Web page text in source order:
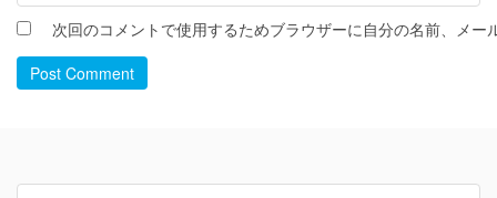
次回のコメントで使用するためブラウザーに自分の名前、メー
Post Comment